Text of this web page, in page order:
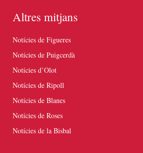
Altres mitjans
Notícies de Figueres
Notícies de Puigcerdà
Notícies d’Olot
Notícies de Ripoll
Notícies de Blanes
Notícies de Roses
Notícies de la Bisbal